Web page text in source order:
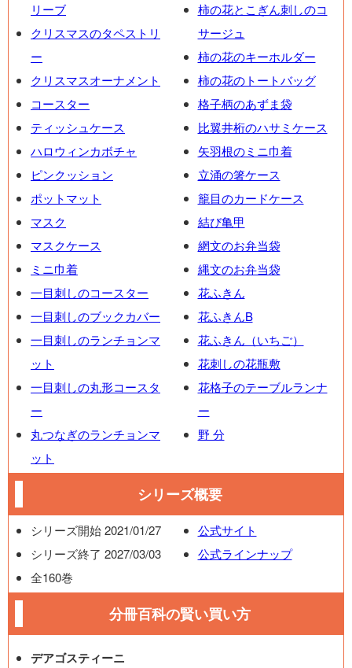
リーブ
クリスマスのタペストリ
ー
クリスマスオーナメント
コースター
ティッシュケース
ハロウィンカボチャ
ピンクッション
ポットマット
マスク
マスクケース
ミニ巾着
一目刺しのコースター
一目刺しのブックカバー
一目刺しのランチョンマ
ット
一目刺しの丸形コースタ
ー
丸つなぎのランチョンマ
ット
柿の花とこぎん刺しのコ
サージュ
柿の花のキーホルダー
柿の花のトートバッグ
格子柄のあずま袋
比翼井桁のハサミケース
矢羽根のミニ巾着
立涌の箸ケース
籠目のカードケース
結び亀甲
網文のお弁当袋
縄文のお弁当袋
花ふきん
花ふきんB
花ふきん（いちご）
花刺しの花瓶敷
花格子のテーブルランナ
ー
野 分
シリーズ概要
シリーズ開始 2021/01/27
シリーズ終了 2027/03/03
全160巻
公式サイト
公式ラインナップ
分冊百科の賢い買い方
デアゴスティーニ